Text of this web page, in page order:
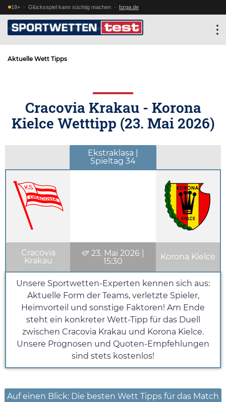
18+ · Glücksspiel kann süchtig machen · bzga.de
Aktuelle Wett Tipps
Cracovia Krakau - Korona
Kielce Wetttipp (23. Mai 2026)
Ekstraklasa |
Spieltag 34
Cracovia
Krakau
23. Mai 2026
15:30
Korona Kielce
Unsere Sportwetten-Experten kennen sich aus:
Aktuelle Form der Teams, verletzte Spieler,
Heimvorteil und sonstige Faktoren! Am Ende
steht ein konkreter Wett-Tipp für das Duell
zwischen Cracovia Krakau und Korona Kielce.
Unsere Prognosen und Quoten-Empfehlungen
sind stets kostenlos!
Auf einen Blick: Die besten Wett Tipps für das Match